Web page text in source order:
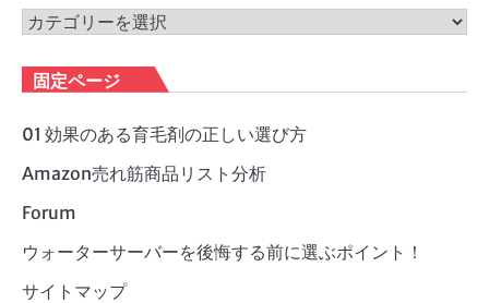
ブ
カ
ゴ
リ
ー
固定ページ
01 効果のある育毛剤の正しい選び方
Amazon売れ筋商品リスト分析
Forum
ウォーターサーバーを後悔する前に選ぶポイント！
サイトマップ